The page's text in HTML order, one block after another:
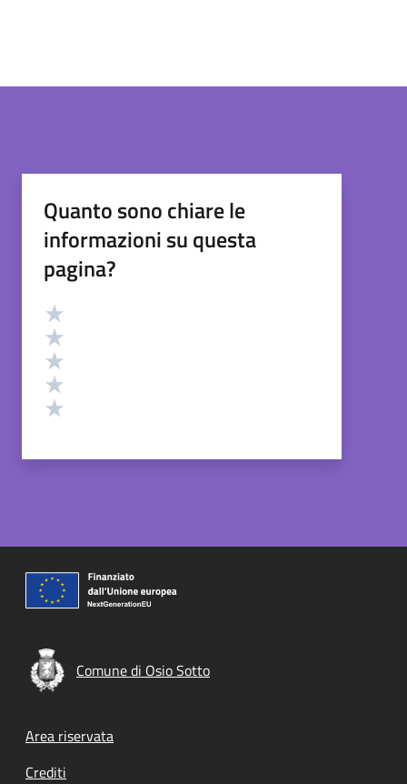
Quanto sono chiare le
informazioni su questa
pagina?
Valutazione
Comune di Osio Sotto
Footer menu
Area riservata
Crediti